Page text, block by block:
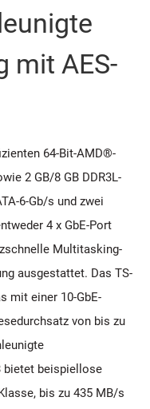
mit AES-
64-Bit-AMD®-
2 GB/8 GB DDR3L-
6-Gb/s und zwei
4 x GbE-Port
Multitasking-
ausgestattet. Das TS-
mit einer 10-GbE-
von bis zu
bietet beispiellose
bis zu 435 MB/s